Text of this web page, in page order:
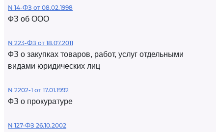
N 14-ФЗ от 08.02.1998
ФЗ об ООО
N 223-ФЗ от 18.07.2011
ФЗ о закупках товаров, работ, услуг отдельными
видами юридических лиц
N 2202-1 от 17.01.1992
ФЗ о прокуратуре
N 127-ФЗ 26.10.2002